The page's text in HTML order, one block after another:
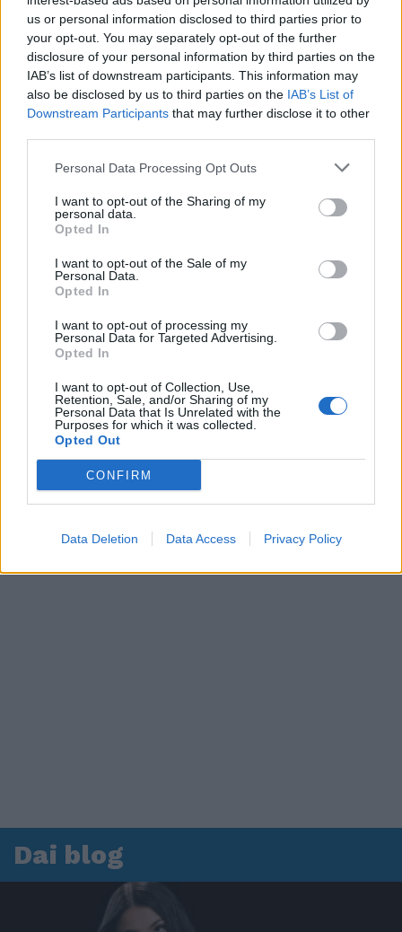
us or personal information disclosed to third parties prior to
your opt-out. You may separately opt-out of the further
disclosure of your personal information by third parties on the
IAB’s list of downstream participants. This information may
also be disclosed by us to third parties on the IAB’s List of
Downstream Participants that may further disclose it to other
Personal Data Processing Opt Outs
I want to opt-out of the Sharing of my
personal data.
Opted In
I want to opt-out of the Sale of my
Personal Data.
Opted In
I want to opt-out of processing my
Personal Data for Targeted Advertising.
Opted In
I want to opt-out of Collection, Use,
Retention, Sale, and/or Sharing of my
Personal Data that Is Unrelated with the
Purposes for which it was collected.
Opted Out
CONFIRM
Data Deletion Data Access Privacy Policy
00:00 01:16
Leonardo Maria Del Vecchio dall'ex compagna
in ospedale. Le dichiarazioni ai giornalisti
Dai blog